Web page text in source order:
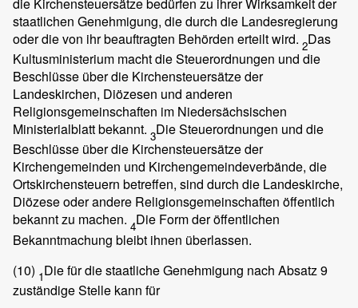
staatlichen Genehmigung, die durch die Landesregierung
oder die von ihr beauftragten Behörden erteilt wird. 2Das
Kultusministerium macht die Steuerordnungen und die
Beschlüsse über die Kirchensteuersätze der
Landeskirchen, Diözesen und anderen
Religionsgemeinschaften im Niedersächsischen
Ministerialblatt bekannt. 3Die Steuerordnungen und die
Beschlüsse über die Kirchensteuersätze der
Kirchengemeinden und Kirchengemeindeverbände, die
Ortskirchensteuern betreffen, sind durch die Landeskirche,
Diözese oder andere Religionsgemeinschaften öffentlich
bekannt zu machen. 4Die Form der öffentlichen
Bekanntmachung bleibt ihnen überlassen.
(10) 1Die für die staatliche Genehmigung nach Absatz 9
zuständige Stelle kann für